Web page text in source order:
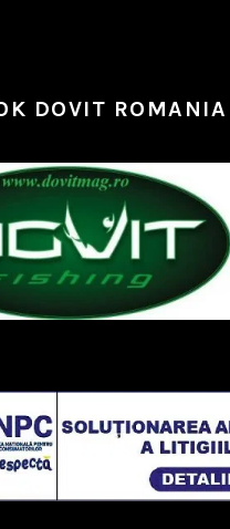
DOVIT ROMANIA